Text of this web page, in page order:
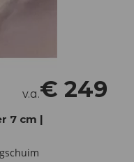
v.a.€ 249
7 cm |